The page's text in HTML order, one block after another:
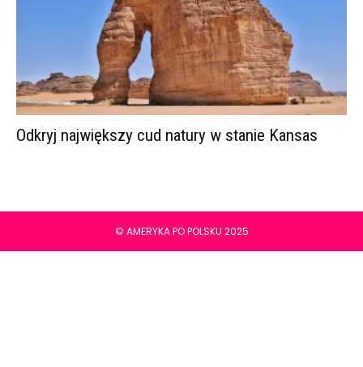
Odkryj największy cud natury w stanie Kansas
© AMERYKA PO POLSKU 2025